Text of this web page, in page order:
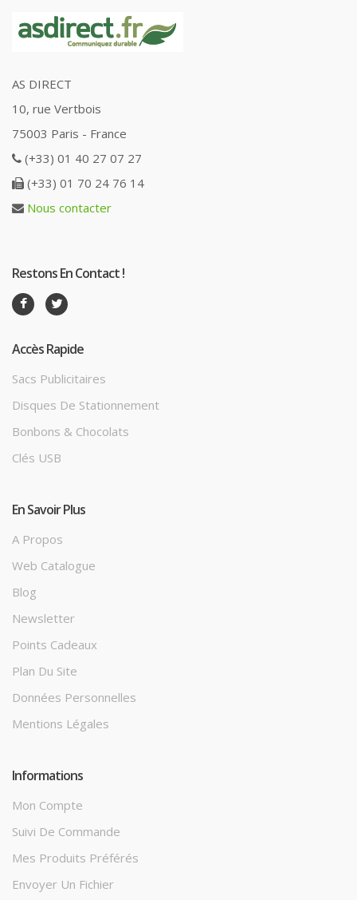
AS DIRECT
10, rue Vertbois
75003 Paris - France
(+33) 01 40 27 07 27
(+33) 01 70 24 76 14
Nous contacter
Restons En Contact !
Accès Rapide
Sacs Publicitaires
Disques De Stationnement
Bonbons & Chocolats
Clés USB
En Savoir Plus
A Propos
Web Catalogue
Blog
Newsletter
Points Cadeaux
Plan Du Site
Données Personnelles
Mentions Légales
Informations
Mon Compte
Suivi De Commande
Mes Produits Préférés
Envoyer Un Fichier